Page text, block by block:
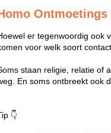
er tegenwoordig ook
voor welk soort
staan religie, relatie of
En soms ontbreekt ook
👇